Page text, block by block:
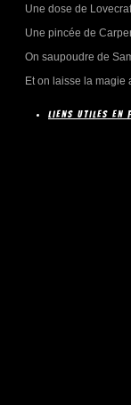
Une dose de
Une pincée de
On saupoudre de
Et on laisse la magie
Liens utiles en